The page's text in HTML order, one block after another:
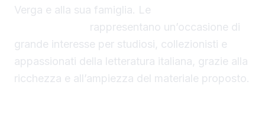
Verga e alla sua famiglia. Le
rappresentano un’occasione di
grande interesse per studiosi, collezionisti e
appassionati della letteratura italiana, grazie alla
ricchezza e all’ampiezza del materiale proposto.